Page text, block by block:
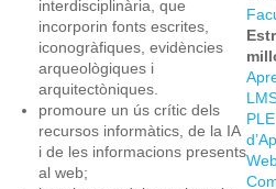
interdisciplinària, que
incorporin fonts escrites,
iconogràfiques, evidències
arqueològiques i
arquitectòniques.
promoure un ús crític dels
recursos informàtics, de la IA
i de les informacions presents
al web;